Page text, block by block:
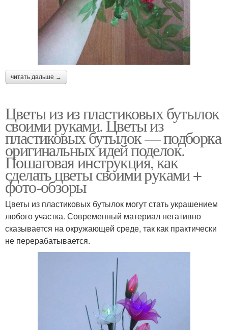
читать дальше →
Цветы из из пластиковых бутылок
своими руками. Цветы из
пластиковых бутылок — подборка
оригинальных идей поделок.
Пошаговая инструкция, как
сделать цветы своими руками +
фото-обзоры
Цветы из пластиковых бутылок могут стать украшением
любого участка. Современный материал негативно
сказывается на окружающей среде, так как практически
не перерабатывается.